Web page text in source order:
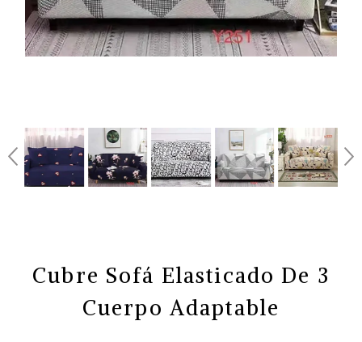
Cubre Sofá Elasticado De 3
Cuerpo Adaptable